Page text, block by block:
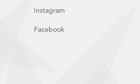
Instagram
Facebook